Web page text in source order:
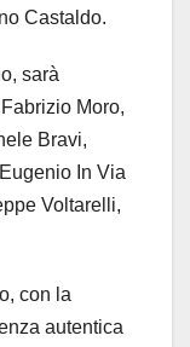
Castaldo.
sarà
Moro,
Bravi,
In Via
Voltarelli,
con la
autentica